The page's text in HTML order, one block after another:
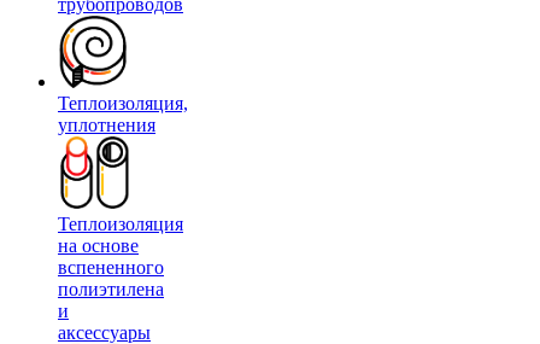
трубопроводов
Теплоизоляция,
уплотнения
Теплоизоляция
на основе
вспененного
полиэтилена
и
аксессуары